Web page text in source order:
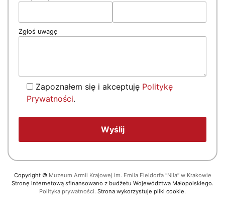
Zgłoś uwagę
Zapoznałem się i akceptuję Politykę
Prywatności.
Copyright © Muzeum Armii Krajowej im. Emila Fieldorfa “Nila” w Krakowie
Stronę internetową sfinansowano z budżetu Województwa Małopolskiego.
Polityka prywatności. Strona wykorzystuje pliki cookie.